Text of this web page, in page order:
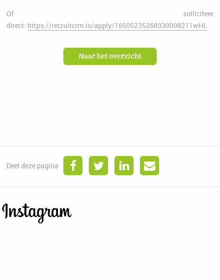
Of solliciteer
direct: https://recruitcrm.io/apply/16505235268030008211wHL
Naar het overzicht
Deel deze pagina